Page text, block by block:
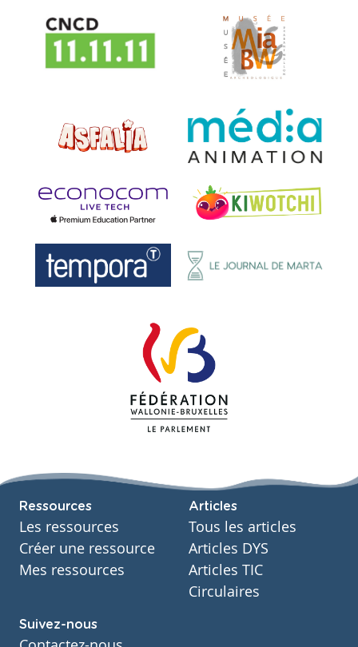
Ressources
Les ressources
Créer une ressource
Mes ressources
Articles
Tous les articles
Articles DYS
Articles TIC
Circulaires
Suivez-nous